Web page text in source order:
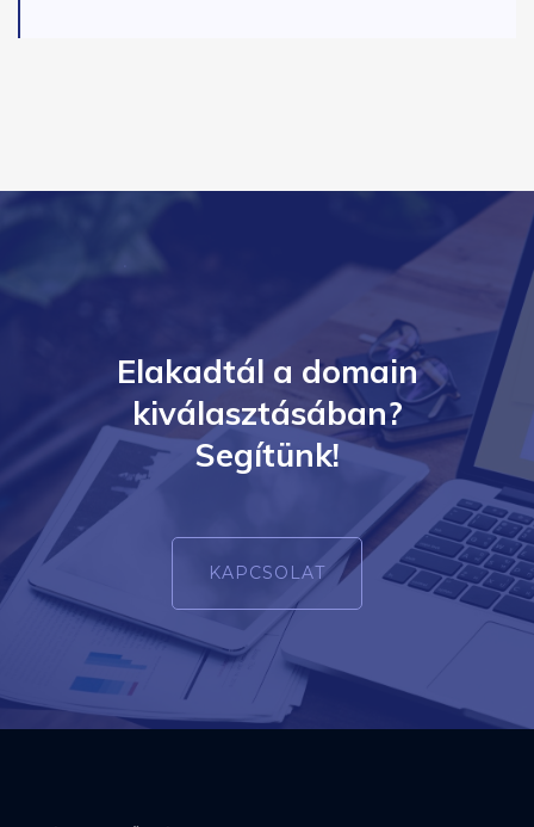
Elakadtál a domain
kiválasztásában?
Segítünk!
KAPCSOLAT